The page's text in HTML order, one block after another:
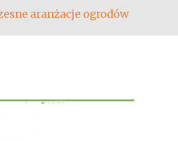
aranżacje ogrodów